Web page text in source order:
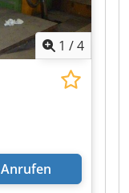
1 /4
Anrufen